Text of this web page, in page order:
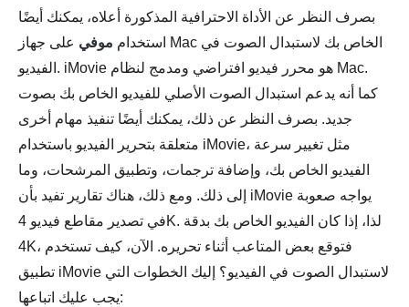
بصرف النظر عن الأداة الاحترافية المذكورة أعلاه، يمكنك أيضًا
استخدام موفي على جهاز Mac الخاص بك لاستبدال الصوت في
الفيديو. iMovie هو محرر فيديو افتراضي ومدمج لنظام Mac.
كما أنه يدعم استبدال الصوت الأصلي للفيديو الخاص بك بصوت
جديد. بصرف النظر عن ذلك، يمكنك أيضًا تنفيذ مهام أخرى
متعلقة بتحرير الفيديو باستخدام iMovie، مثل تغيير سرعة
الفيديو الخاص بك، وإضافة ترجمات، وتطبيق المرشحات، وما
إلى ذلك. ومع ذلك، هناك تقارير تفيد بأن iMovie يواجه صعوبة
في تصدير مقاطع فيديو 4K. لذا، إذا كان الفيديو الخاص بك بدقة
4K، فتوقع بعض المتاعب أثناء تحريره. الآن، كيف تستخدم
تطبيق iMovie لاستبدال الصوت في الفيديو؟ إليك الخطوات التي
يجب عليك اتباعها: